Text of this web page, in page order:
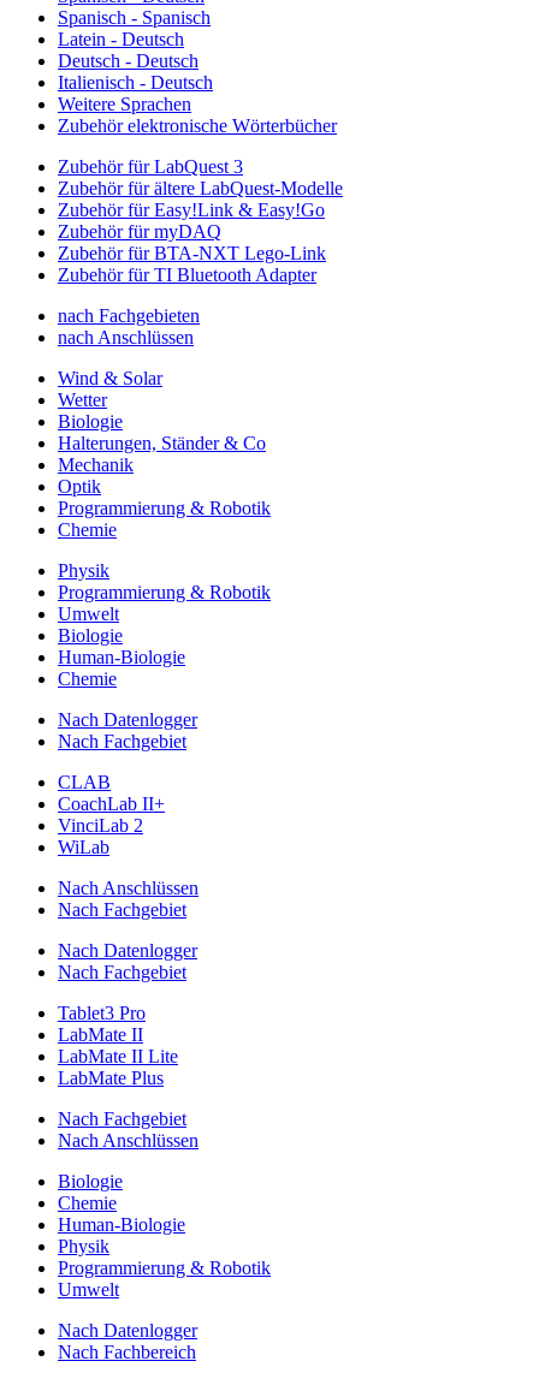
Spanisch - Spanisch
Latein - Deutsch
Deutsch - Deutsch
Italienisch - Deutsch
Weitere Sprachen
Zubehör elektronische Wörterbücher
Zubehör für LabQuest 3
Zubehör für ältere LabQuest-Modelle
Zubehör für Easy!Link & Easy!Go
Zubehör für myDAQ
Zubehör für BTA-NXT Lego-Link
Zubehör für TI Bluetooth Adapter
nach Fachgebieten
nach Anschlüssen
Wind & Solar
Wetter
Biologie
Halterungen, Ständer & Co
Mechanik
Optik
Programmierung & Robotik
Chemie
Physik
Programmierung & Robotik
Umwelt
Biologie
Human-Biologie
Chemie
Nach Datenlogger
Nach Fachgebiet
CLAB
CoachLab II+
VinciLab 2
WiLab
Nach Anschlüssen
Nach Fachgebiet
Nach Datenlogger
Nach Fachgebiet
Tablet3 Pro
LabMate II
LabMate II Lite
LabMate Plus
Nach Fachgebiet
Nach Anschlüssen
Biologie
Chemie
Human-Biologie
Physik
Programmierung & Robotik
Umwelt
Nach Datenlogger
Nach Fachbereich